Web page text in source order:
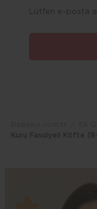
Lütfen e-posta